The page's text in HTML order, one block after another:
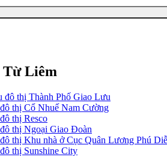
Từ Liêm
đô thị Thành Phố Giao Lưu
thị Cổ Nhuế Nam Cường
thị Resco
thị Ngoại Giao Đoàn
thị Khu nhà ở Cục Quân Lương Phú
thị Sunshine City